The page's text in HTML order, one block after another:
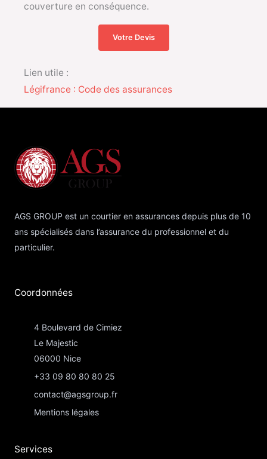
couverture en conséquence.
Votre Devis
Lien utile :
Légifrance : Code des assurances
AGS GROUP est un courtier en assurances depuis plus de 10
ans spécialisés dans l’assurance du professionnel et du
particulier.
Coordonnées​
4 Boulevard de Cimiez
Le Majestic
06000 Nice
+33 09 80 80 80 25
contact@agsgroup.fr
Mentions légales
Services